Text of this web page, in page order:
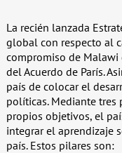
La recién lanzada
global con respecto al
compromiso de Malawi
del Acuerdo de París.
país de colocar el
políticas. Mediante tres
propios objetivos, el
integrar el aprendizaje
país. Estos pilares son: